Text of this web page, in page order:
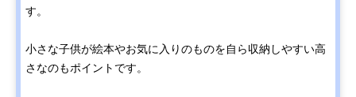
す。
小さな子供が絵本やお気に入りのものを自ら収納しやすい高
さなのもポイントです。